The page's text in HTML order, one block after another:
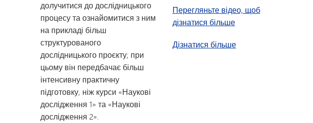
долучитися до дослідницького
процесу та ознайомитися з ним
на прикладі більш
структурованого
дослідницького проєкту; при
цьому він передбачає більш
інтенсивну практичну
підготовку, ніж курси «Наукові
дослідження 1» та «Наукові
дослідження 2».
Перегляньте відео, щоб
дізнатися більше
Дізнатися більшепро наукові